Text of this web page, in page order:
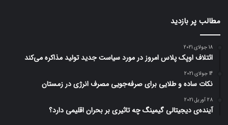
مطالب پر بازدید
18 جولای 2021
ائتلاف اوپک پلاس امروز در مورد سیاست جدید تولید مذاکره می‌کند
14 جولای 2021
نکات ساده و طلایی برای صرفه‌جویی مصرف انرژی در زمستان
28 آوریل 2021
آینده‌ی دیجیتالی گیمینگ چه تاثیری بر بحران اقلیمی دارد؟